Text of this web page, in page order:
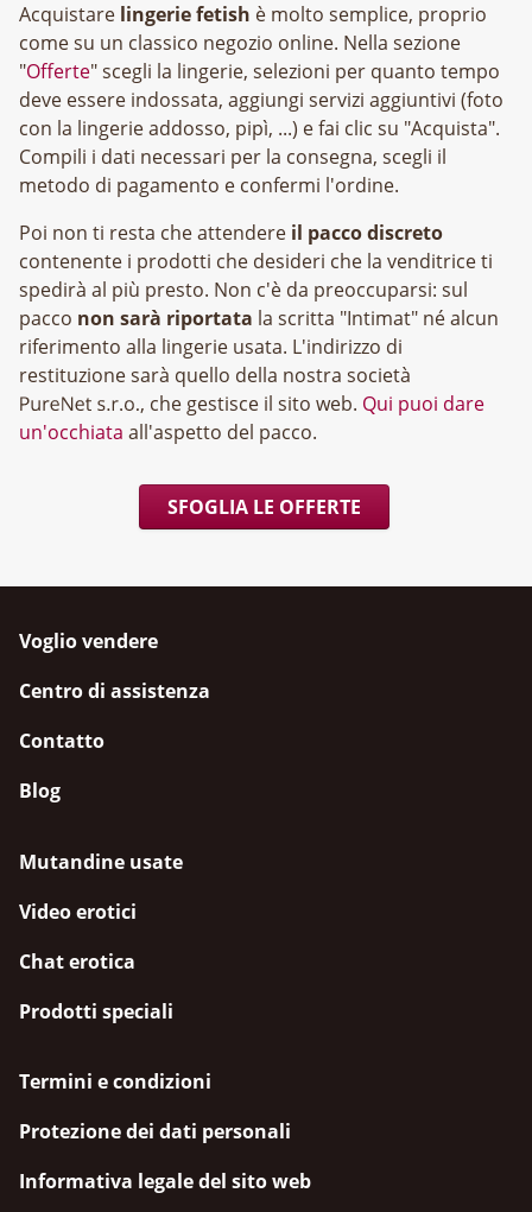
Acquistare lingerie fetish è molto semplice, proprio
come su un classico negozio online. Nella sezione
"Offerte" scegli la lingerie, selezioni per quanto tempo
deve essere indossata, aggiungi servizi aggiuntivi (foto
con la lingerie addosso, pipì, ...) e fai clic su "Acquista".
Compili i dati necessari per la consegna, scegli il
metodo di pagamento e confermi l'ordine.
Poi non ti resta che attendere il pacco discreto
contenente i prodotti che desideri che la venditrice ti
spedirà al più presto. Non c'è da preoccuparsi: sul
pacco non sarà riportata la scritta "Intimat" né alcun
riferimento alla lingerie usata. L'indirizzo di
restituzione sarà quello della nostra società
, che gestisce il sito web. Qui puoi dare
un'occhiata all'aspetto del pacco.
SFOGLIA LE OFFERTE
Voglio vendere
Centro di assistenza
Contatto
Blog
Mutandine usate
Video erotici
Chat erotica
Prodotti speciali
Termini e condizioni
Protezione dei dati personali
Informativa legale del sito web